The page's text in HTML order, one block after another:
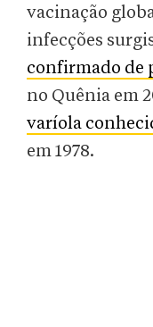
vacinação
infecções
confirmado de
no Quênia em
varíola
em 1978.